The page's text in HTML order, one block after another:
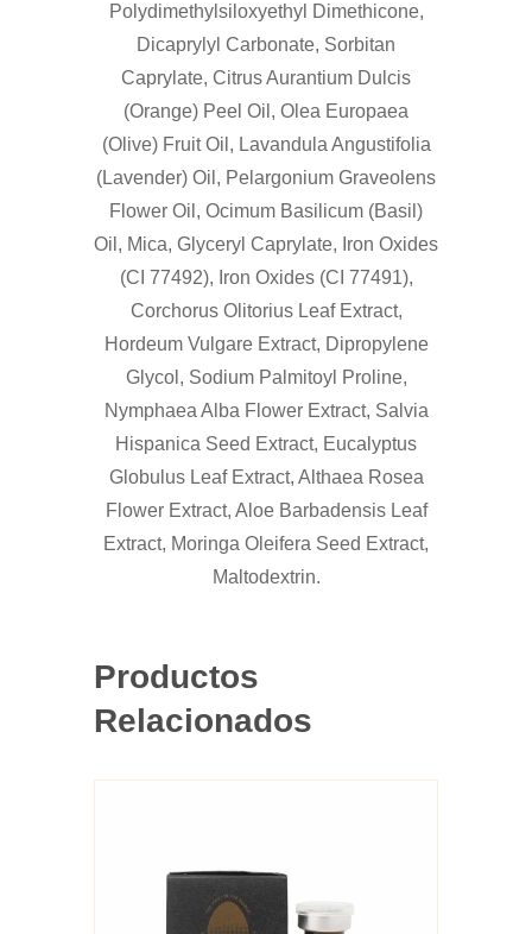
Polydimethylsiloxyethyl Dimethicone,
Dicaprylyl Carbonate, Sorbitan
Caprylate, Citrus Aurantium Dulcis
(Orange) Peel Oil, Olea Europaea
(Olive) Fruit Oil, Lavandula Angustifolia
(Lavender) Oil, Pelargonium Graveolens
Flower Oil, Ocimum Basilicum (Basil)
Oil, Mica, Glyceryl Caprylate, Iron Oxides
(CI 77492), Iron Oxides (CI 77491),
Corchorus Olitorius Leaf Extract,
Hordeum Vulgare Extract, Dipropylene
Glycol, Sodium Palmitoyl Proline,
Nymphaea Alba Flower Extract, Salvia
Hispanica Seed Extract, Eucalyptus
Globulus Leaf Extract, Althaea Rosea
Flower Extract, Aloe Barbadensis Leaf
Extract, Moringa Oleifera Seed Extract,
Maltodextrin.
Productos
Relacionados